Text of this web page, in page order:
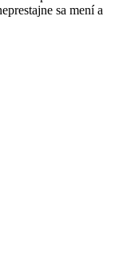
sa mení a